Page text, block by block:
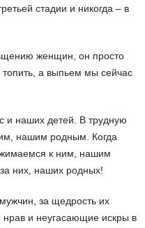
стадии и никогда – в
женщин, он просто
а выпьем мы сейчас
наших детей. В трудную
нашим родным. Когда
к ним, нашим
них, наших родных!
за щедрость их
нрав и неугасающие искры в